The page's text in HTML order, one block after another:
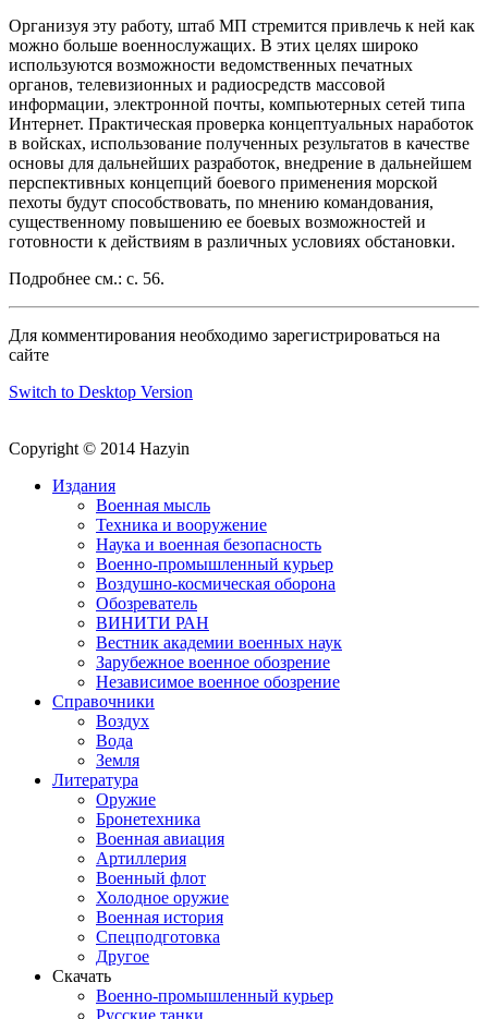
Организуя эту работу, штаб МП стремится привлечь к ней как
можно больше военнослужащих. В этих целях широко
используются возможности ведомственных печатных
органов, телевизионных и радиосредств массовой
информации, электронной почты, компьютерных сетей типа
Интернет. Практическая проверка концептуальных наработок
в войсках, использование полученных результатов в качестве
основы для дальнейших разработок, внедрение в дальнейшем
перспективных концепций боевого применения морской
пехоты будут способствовать, по мнению командования,
существенному повышению ее боевых возможностей и
готовности к действиям в различных условиях обстановки.
Подробнее см.: с. 56.
Для комментирования необходимо зарегистрироваться на
сайте
Switch to Desktop Version
Copyright © 2014 Hazyin
Издания
Военная мысль
Техника и вооружение
Наука и военная безопасность
Военно-промышленный курьер
Воздушно-космическая оборона
Обозреватель
ВИНИТИ РАН
Вестник академии военных наук
Зарубежное военное обозрение
Независимое военное обозрение
Справочники
Воздух
Вода
Земля
Литература
Оружие
Бронетехника
Военная авиация
Артиллерия
Военный флот
Холодное оружие
Военная история
Спецподготовка
Другое
Скачать
Военно-промышленный курьер
Русские танки